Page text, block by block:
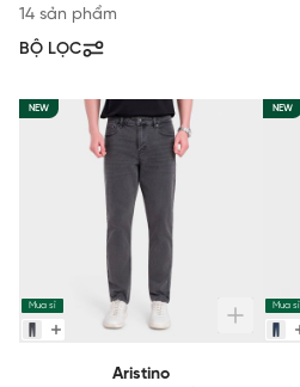
14 sản phẩm
BỘ LỌC
NEW
Mua sỉ
Aristino
NEW
Mua sỉ